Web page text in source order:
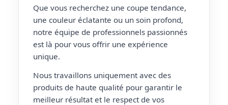
Que vous recherchez une coupe tendance,
une couleur éclatante ou un soin profond,
notre équipe de professionnels passionnés
est là pour vous offrir une expérience
unique.
Nous travaillons uniquement avec des
produits de haute qualité pour garantir le
meilleur résultat et le respect de vos